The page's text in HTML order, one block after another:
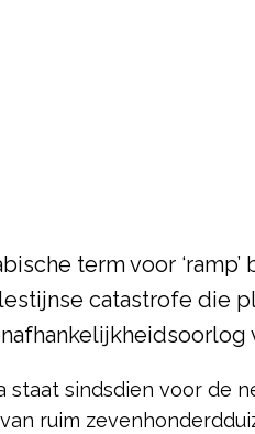
term voor
catastrofe die
staat sindsdien voor de
ruim